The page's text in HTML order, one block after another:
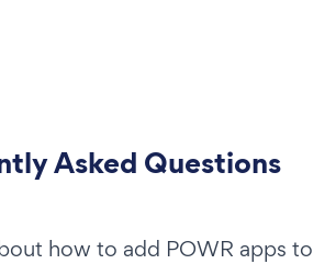
Asked Questions
how to add POWR apps to